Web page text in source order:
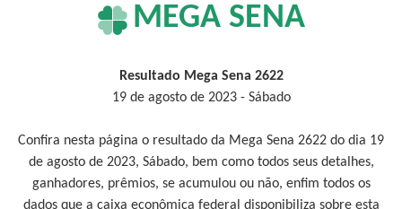
MEGA SENA
Resultado Mega Sena 2622
19 de agosto de 2023 - Sábado
Confira nesta página o resultado da Mega Sena 2622 do dia 19
de agosto de 2023, Sábado, bem como todos seus detalhes,
ganhadores, prêmios, se acumulou ou não, enfim todos os
dados que a caixa econômica federal disponibiliza sobre esta